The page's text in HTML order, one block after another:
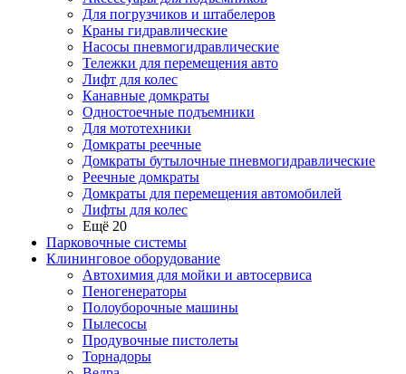
Для погрузчиков и штабелеров
Краны гидравлические
Насосы пневмогидравлические
Тележки для перемещения авто
Лифт для колес
Канавные домкраты
Одностоечные подъемники
Для мототехники
Домкраты реечные
Домкраты бутылочные пневмогидравлические
Реечные домкраты
Домкраты для перемещения автомобилей
Лифты для колес
Ещё 20
Парковочные системы
Клининговое оборудование
Автохимия для мойки и автосервиса
Пеногенераторы
Полоуборочные машины
Пылесосы
Продувочные пистолеты
Торнадоры